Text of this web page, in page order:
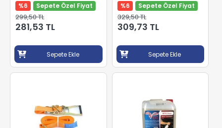
%6 Sepete Özel Fiyat
299,50 TL
281,53 TL
Sepete Ekle
%6 Sepete Özel Fiyat
329,50 TL
309,73 TL
Sepete Ekle